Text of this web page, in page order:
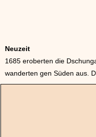
Neuzeit
1685 eroberten die
wanderten gen Süden aus.